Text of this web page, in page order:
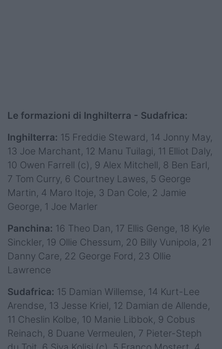
Le formazioni di Inghilterra - Sudafrica:
Inghilterra: 15 Freddie Steward, 14 Jonny May,
13 Joe Marchant, 12 Manu Tuilagi, 11 Elliot Daly,
10 Owen Farrell (c), 9 Alex Mitchell, 8 Ben Earl,
7 Tom Curry, 6 Courtney Lawes, 5 George
Martin, 4 Maro Itoje, 3 Dan Cole, 2 Jamie
George, 1 Joe Marler
Panchina: 16 Theo Dan, 17 Ellis Genge, 18 Kyle
Sinckler, 19 Ollie Chessum, 20 Billy Vunipola, 21
Danny Care, 22 George Ford, 23 Ollie
Lawrence
Sudafrica: 15 Damian Willemse, 14 Kurt-Lee
Arendse, 13 Jesse Kriel, 12 Damian de Allende,
11 Cheslin Kolbe, 10 Manie Libbok, 9 Cobus
Reinach, 8 Duane Vermeulen, 7 Pieter-Steph